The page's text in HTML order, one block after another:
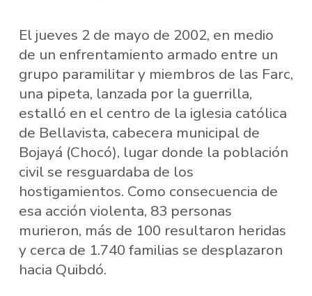
El jueves 2 de mayo de 2002, en medio
de un enfrentamiento armado entre un
grupo paramilitar y miembros de las Farc,
una pipeta, lanzada por la guerrilla,
estalló en el centro de la iglesia católica
de Bellavista, cabecera municipal de
Bojayá (Chocó), lugar donde la población
civil se resguardaba de los
hostigamientos. Como consecuencia de
esa acción violenta, 83 personas
murieron, más de 100 resultaron heridas
y cerca de 1.740 familias se desplazaron
hacia Quibdó.